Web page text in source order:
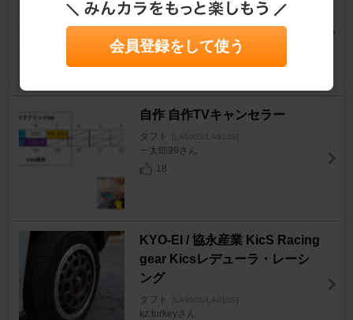
ト
タフト
とみちゃんっぺさん
自作 自作TVキャンセラー
タフト [LA900S/LA910S]
一太郎99さん
18
KYO-EI / 協永産業 KicS Racing
gear Kicsレデューラ・レーシ
ング
タフト [LA900S/LA910S]
kz.turkeyさん
会員登録をして使う